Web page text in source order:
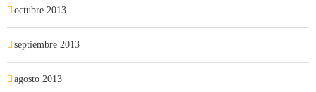
octubre 2013
septiembre 2013
agosto 2013